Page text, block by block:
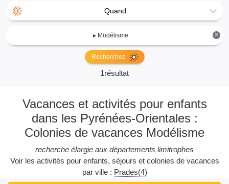
Quand
×
▸ Modélisme
Recherchez
1résultat
Vacances et activités pour enfants
dans les Pyrénées-Orientales :
Colonies de vacances Modélisme
recherche élargie aux départements limitrophes
Voir les activités pour enfants, séjours et colonies de vacances
par ville : Prades(4)